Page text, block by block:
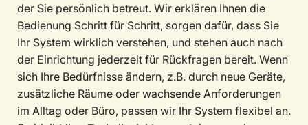
der Sie persönlich betreut. Wir erklären Ihnen die
Bedienung Schritt für Schritt, sorgen dafür, dass Sie
Ihr System wirklich verstehen, und stehen auch nach
der Einrichtung jederzeit für Rückfragen bereit. Wenn
sich Ihre Bedürfnisse ändern, z.B. durch neue Geräte,
zusätzliche Räume oder wachsende Anforderungen
im Alltag oder Büro, passen wir Ihr System flexibel an.